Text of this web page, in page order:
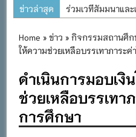
ข่าวล่าสุด
ร่วมเวทีสัมมนาแล
โครงการอนุรักษ์พั
ราชกุมารี
ต้อนรับคณะนิเทศ ติ
ประจำปีการศึกษา
การอบรมการจัดท
Home »ข่าว »กิจกรรมสถานศึก
ให้ความช่วยเหลือบรรเทาภาระ
ดำเนินการมอบเงิ
ช่วยเหลือบรรเทา
การศึกษา